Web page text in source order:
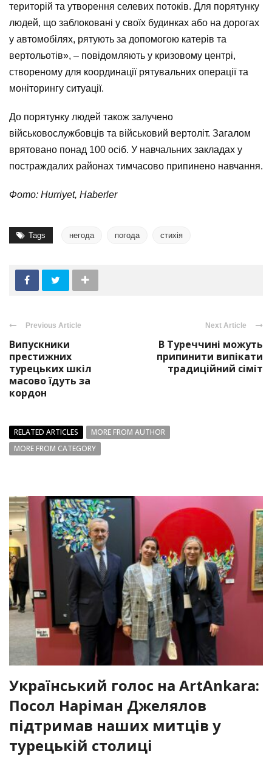
територій та утворення селевих потоків. Для порятунку
людей, що заблоковані у своїх будинках або на дорогах
у автомобілях, рятують за допомогою катерів та
вертольотів», – повідомляють у кризовому центрі,
створеному для координації рятувальних операції та
моніторингу ситуації.
До порятунку людей також залучено
військовослужбовців та військовий вертоліт. Загалом
врятовано понад 100 осіб. У навчальних закладах у
постраждалих районах тимчасово припинено навчання.
Фото: Hurriyet, Нaberler
Tags негода погода стихія
Previous Article
Випускники
престижних
турецьких шкіл
масово їдуть за
кордон
Next Article
В Туреччині можуть
припинити випікати
традиційний сіміт
RELATED ARTICLES
MORE FROM AUTHOR
MORE FROM CATEGORY
Український голос на ArtAnkara:
Посол Наріман Джелялов
підтримав наших митців у
турецькій столиці